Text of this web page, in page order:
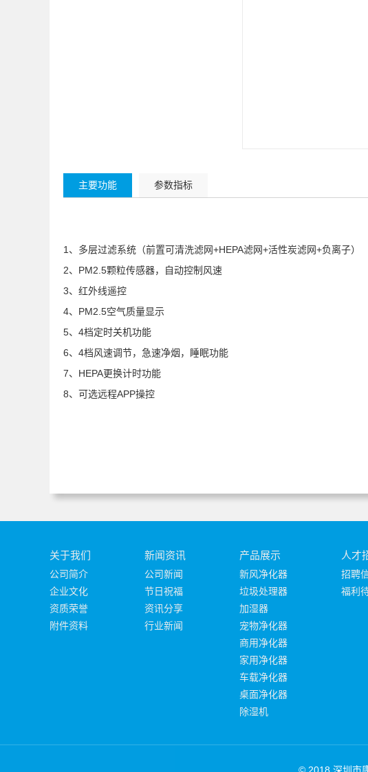
主要功能 参数指标
1、多层过滤系统（前置可清洗滤网+HEPA滤网+活性炭滤网+负离子）
2、PM2.5颗粒传感器，自动控制风速
3、红外线遥控
4、PM2.5空气质量显示
5、4档定时关机功能
6、4档风速调节，急速净烟，睡眠功能
7、HEPA更换计时功能
8、可选远程APP操控
关于我们
公司简介
企业文化
资质荣誉
附件资料
新闻资讯
公司新闻
节日祝福
资讯分享
行业新闻
产品展示
新风净化器
垃圾处理器
加湿器
宠物净化器
商用净化器
家用净化器
车载净化器
桌面净化器
除湿机
人才
招聘
福利